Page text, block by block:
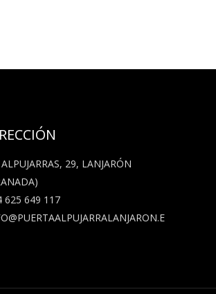
29, LANJARÓN
625 649 117